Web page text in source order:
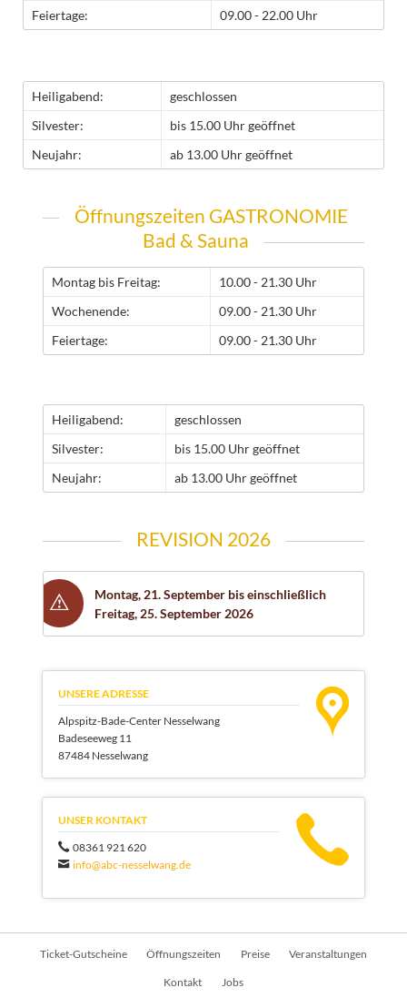
Feiertage:
09.00 - 22.00 Uhr
Heiligabend:
geschlossen
Silvester:
bis 15.00 Uhr geöffnet
Neujahr:
ab 13.00 Uhr geöffnet
Öffnungszeiten GASTRONOMIE
Bad & Sauna
Montag bis Freitag:
10.00 - 21.30 Uhr
Wochenende:
09.00 - 21.30 Uhr
Feiertage:
09.00 - 21.30 Uhr
Heiligabend:
geschlossen
Silvester:
bis 15.00 Uhr geöffnet
Neujahr:
ab 13.00 Uhr geöffnet
REVISION 2026
Montag, 21. September bis einschließlich
Freitag, 25. September 2026
UNSERE ADRESSE
Alpspitz-Bade-Center Nesselwang
Badeseeweg 11
87484 Nesselwang
UNSER KONTAKT
08361 921 620
info@abc-nesselwang.de
Navigation
Ticket-Gutscheine Öffnungszeiten Preise Veranstaltungen
Kontakt Jobs